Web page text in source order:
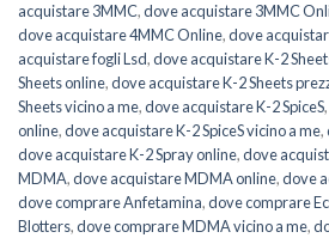
acquistare 3MMC,dove acquistare 3MMC
dove acquistare 4MMC Online,dove
acquistare fogli Lsd,dove acquistare K-2
Sheets online,dove acquistare K-2 Sheets
Sheets vicino a me,dove acquistare K-2 SpiceS,
online,dove acquistare K-2 SpiceS vicino a me,
dove acquistare K-2 Spray online,dove
MDMA,dove acquistare MDMA online,dove
dove comprare Anfetamina,dove comprare
Blotters,dove comprare MDMA vicino a me,